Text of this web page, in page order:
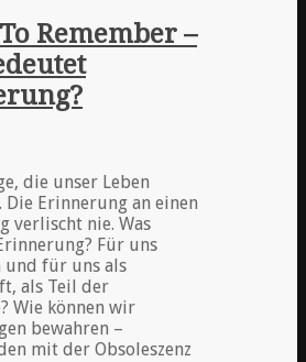
Remember –
die unser Leben
Die Erinnerung an einen
verlischt nie. Was
Für uns
und für uns als
als Teil der
Wie können wir
bewahren –
mit der Obsoleszenz